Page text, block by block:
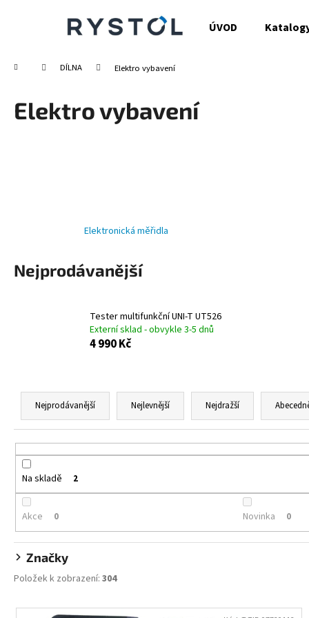
ÚVOD
Domů DÍLNA Elektro vybavení
Elektro vybavení
Elektronická měřidla
Nejprodávanější
Tester multifunkční UNI-T UT526
Externí sklad - obvykle 3-5 dnů
4 990 Kč
Ř
z
e
n
p
o
d
k
t
Nejprodávanější Nejlevnější Nejdražší
Na skladě 2
Akce 0 Novinka 0
Značky
Položek k zobrazení: 304
V
Zpět
Zpět
ALOBAL 10M PREMIUM
17,10 Kč